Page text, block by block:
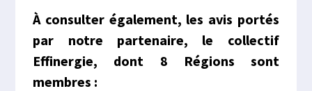
À consulter également, les avis portés
par notre partenaire, le collectif
Effinergie, dont 8 Régions sont
membres :